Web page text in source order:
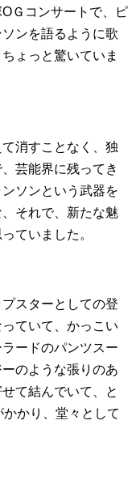
Ｇコンサートで、ピ
ンを語るように歌
ょっと驚いていま
消すことなく、独
芸能界に残ってき
ソンという武器を
それで、新たな魅
ていました。
スターとしての登
ていて、かっこい
ードのパンツスー
のような張りのあ
て結んでいて、と
かり、堂々として